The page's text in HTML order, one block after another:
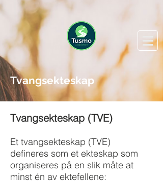
Tvangsekteskap
Tvangsekteskap (TVE)
Et tvangsekteskap (TVE)
defineres som et ekteskap som
organiseres på en slik måte at
minst én av ektefellene: